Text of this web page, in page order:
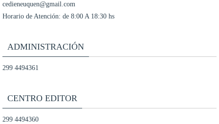
cedieneuquen@gmail.com
Horario de Atención: de 8:00 A 18:30 hs
ADMINISTRACIÓN
299 4494361
CENTRO EDITOR
299 4494360